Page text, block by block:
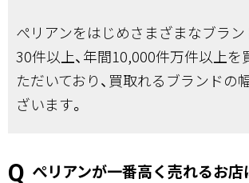
ぺリアンをはじめさまざまなブラ
30件以上、年間10,000件万件以上を
ただいており、買取れるブランドの
ざいます。
ぺリアンが一番高く売れるお店